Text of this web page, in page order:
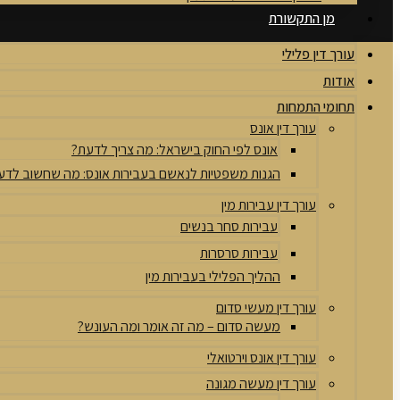
מן התקשורת
עורך דין פלילי
אודות
תחומי התמחות
עורך דין אונס
אונס לפי החוק בישראל: מה צריך לדעת?
הגנות משפטיות לנאשם בעבירות אונס: מה שחשוב
עורך דין עבירות מין
עבירות סחר בנשים
עבירות סרסרות
ההליך הפלילי בעבירות מין
עורך דין מעשי סדום
מעשה סדום – מה זה אומר ומה העונש?
עורך דין אונס וירטואלי
עורך דין מעשה מגונה